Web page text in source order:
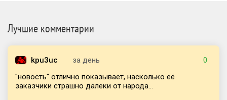
Лучшие комментарии
kpu3uc за день
0
"новость" отлично показывает, насколько её
заказчики страшно далеки от народа...